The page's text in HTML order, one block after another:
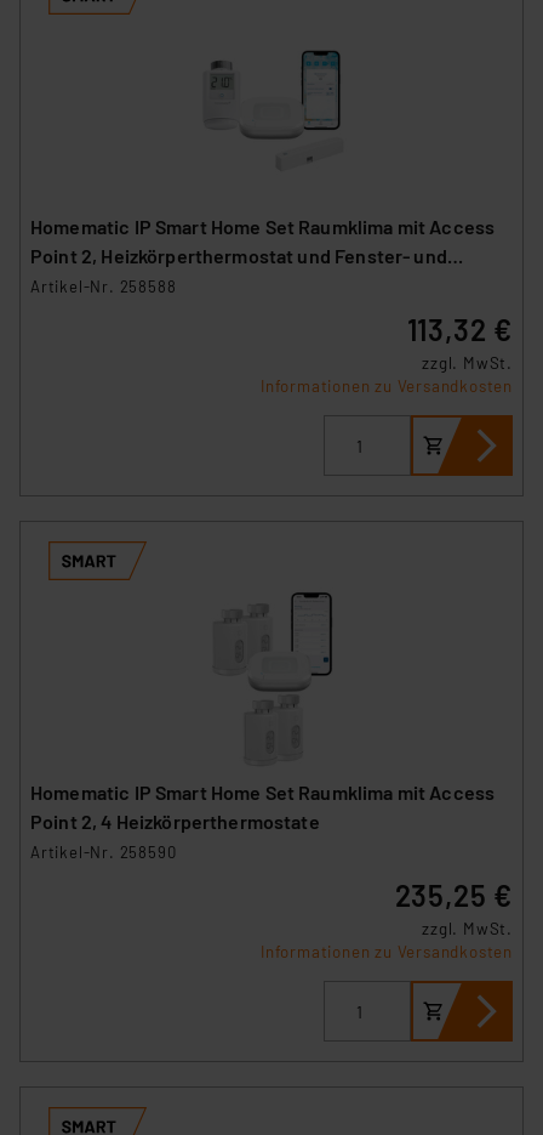
Homematic IP Smart Home Set Raumklima mit Access
Point 2, Heizkörperthermostat und Fenster- und
Türkontakt
Artikel-Nr. 258588
113,32 €
zzgl. MwSt.
Informationen zu Versandkosten
Homematic IP Smart Home Set Raumklima mit Access
Point 2, 4 Heizkörperthermostate
Artikel-Nr. 258590
235,25 €
zzgl. MwSt.
Informationen zu Versandkosten